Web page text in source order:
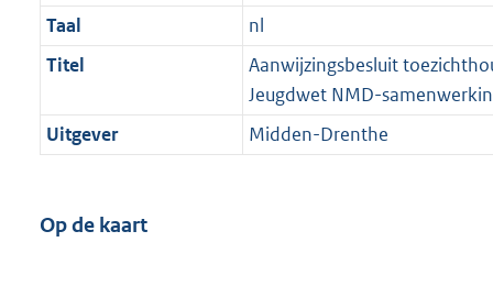
Taal
nl
Titel
Aanwijzingsbesluit
Jeugdwet NMD-
Uitgever
Midden-Drenthe
Op de kaart